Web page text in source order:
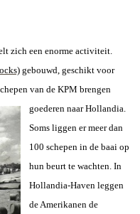
zich een enorme activiteit.
gebouwd, geschikt voor
van de KPM brengen
goederen naar Hollandia.
Soms liggen er meer dan
100 schepen in de baai op
hun beurt te wachten. In
Hollandia-Haven leggen
de Amerikanen de